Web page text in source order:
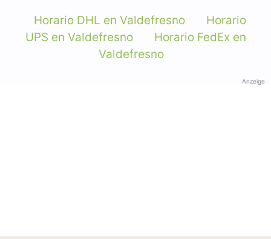
Horario DHL en Valdefresno
Horario
UPS en Valdefresno
Horario FedEx en
Valdefresno
Anzeige